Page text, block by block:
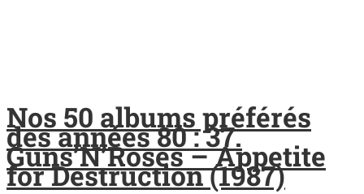
Nos 50 albums préférés
des années 80 : 37.
Guns’N’Roses – Appetite
for Destruction (1987)